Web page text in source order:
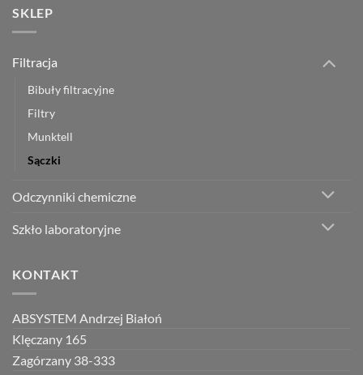
SKLEP
Filtracja
Bibuły filtracyjne
Filtry
Munktell
Sączki
Odczynniki chemiczne
Szkło laboratoryjne
KONTAKT
ABSYSTEM Andrzej Białoń
Klęczany 165
Zagórzany 38-333